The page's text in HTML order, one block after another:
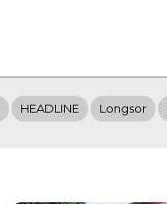
HEADLINE Longsor